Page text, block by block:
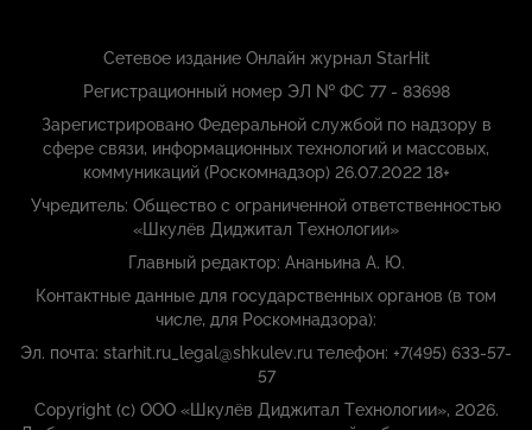
Сетевое издание Онлайн журнал StarHit
Регистрационный номер ЭЛ № ФС 77 - 83698
Зарегистрировано Федеральной службой по надзору в
сфере связи, информационных технологий и массовых,
коммуникаций (Роскомнадзор) 26.07.2022 18+
Учредитель: Общество с ограниченной ответственностью
«Шкулёв Диджитал Технологии»
Главный редактор: Ананьина А. Ю.
Контактные данные для государственных органов (в том
числе, для Роскомнадзора):
Эл. почта: starhit.ru_legal@shkulev.ru телефон: +7(495) 633-57-
57
Copyright (с) ООО «Шкулёв Диджитал Технологии», 2026.